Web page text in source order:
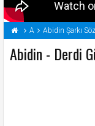
A Abidin Şarkı
Abidin - Derdi